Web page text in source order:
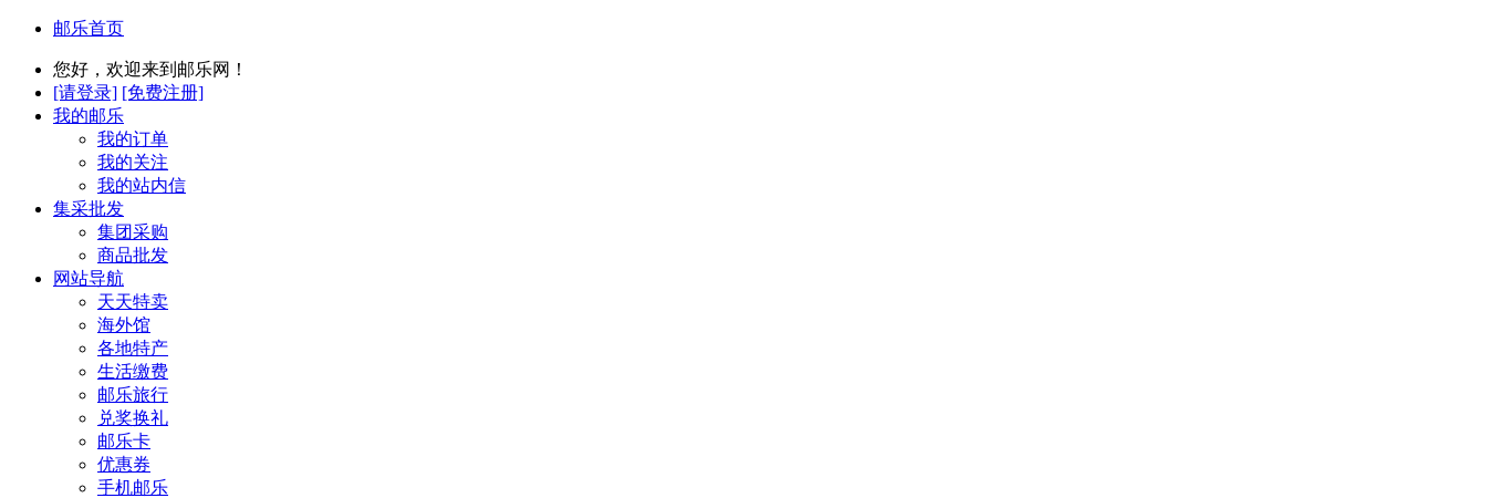
邮乐首页
您好，欢迎来到邮乐网！
[请登录] [免费注册]
我的邮乐
我的订单
我的关注
我的站内信
集采批发
集团采购
商品批发
网站导航
天天特卖
海外馆
各地特产
生活缴费
邮乐旅行
兑奖换礼
邮乐卡
优惠券
手机邮乐